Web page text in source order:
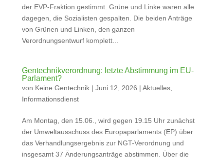
der EVP-Fraktion gestimmt. Grüne und Linke waren alle
dagegen, die Sozialisten gespalten. Die beiden Anträge
von Grünen und Linken, den ganzen
Verordnungsentwurf komplett...
Gentechnikverordnung: letzte Abstimmung im EU-
Parlament?
von Keine Gentechnik| Juni 12, 2026 | Aktuelles,
Informationsdienst
Am Montag, den 15.06., wird gegen 19.15 Uhr zunächst
der Umweltausschuss des Europaparlaments (EP) über
das Verhandlungsergebnis zur NGT-Verordnung und
insgesamt 37 Änderungsanträge abstimmen. Über die